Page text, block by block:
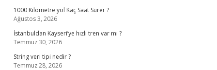
1000 Kilometre yol Kaç Saat Sürer ?
Ağustos 3, 2026
İstanbuldan Kayseri’ye hızlı tren var mı ?
Temmuz 30, 2026
String veri tipi nedir ?
Temmuz 28, 2026